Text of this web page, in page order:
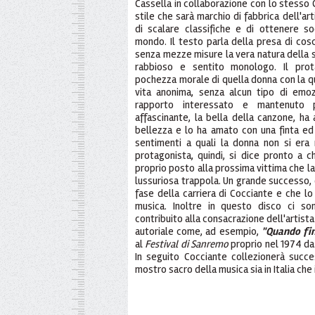
Cassella in collaborazione con lo stesso
stile che sarà marchio di fabbrica
di scalare classifiche e di ottenere
mondo. Il testo parla della presa di
senza mezze misure la vera natura della
rabbioso e sentito monologo. Il
pochezza morale di quella donna con la
vita anonima, senza alcun tipo di
rapporto interessato e mantenuto
affascinante, la bella della canzone,
bellezza e lo ha amato con una finta
sentimenti a quali la donna non si era
protagonista, quindi, si dice pronto a
proprio posto alla prossima vittima che
lussuriosa trappola. Un grande
fase della carriera di Cocciante e che
musica. Inoltre in questo disco ci
contribuito alla consacrazione
autoriale come, ad esempio, "Quando
al Festival di Sanremoproprio nel 1974
In seguito Cocciante collezionerà
mostro sacro della musica sia in Italia che